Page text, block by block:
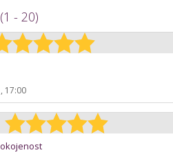
- 20)
17:00